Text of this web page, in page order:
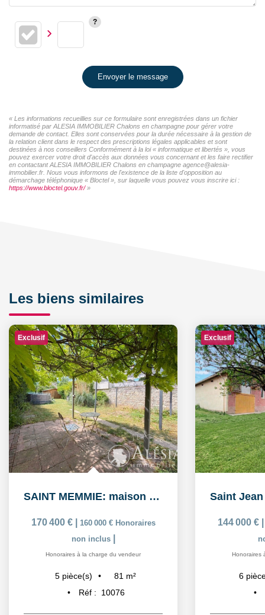
Envoyer le message
« Les informations recueillies sur ce formulaire sont enregistrées dans un fichier
informatisé par ALESIA IMMOBILIER Chalons en champagne pour gérer votre
demande de contact. Elles sont conservées pour la durée nécessaire à la gestion de
la relation client dans le respect des prescriptions légales applicables et sont
destinées à nos conseillers Conformément à la loi « informatique et libertés », vous
pouvez exercer votre droit d'accès aux données vous concernant et les faire rectifier
en contactant ALESIA IMMOBILIER Chalons en champagne agence@alesia-
immobilier.fr. Nous vous informons de l'existence de la liste d'opposition au
démarchage téléphonique « Bloctel », sur laquelle vous pouvez vous inscrire ici :
https://www.bloctel.gouv.fr/»
Les biens similaires
Exclusif
SAINT MEMMIE: maison de 5 pièces sur 574m² de parcelle de...
170 400 € 160 000 € Honoraires
non inclus
Honoraires à la charge du vendeur
5 pièce(s) 81 m²
Réf :
10076
Exclusif
144 000 €
Honoraires
6